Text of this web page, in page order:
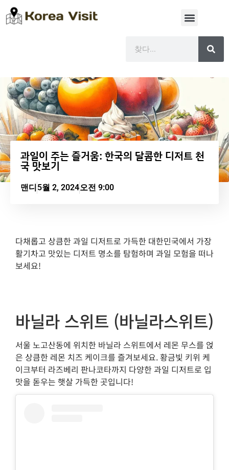
과일이 주는 즐거움: 한국의 달콤한 디저트 천
국 맛보기
맨디 5월 2, 2024오전 9:00
다채롭고 상큼한 과일 디저트로 가득한 대한민국에서 가장
활기차고 맛있는 디저트 명소를 탐험하며 과일 모험을 떠나
보세요!
바닐라 스위트 (바닐라스위트)
서울 노고산동에 위치한 바닐라 스위트에서 레몬 무스를 얹
은 상큼한 레몬 치즈 케이크를 즐겨보세요. 황금빛 키위 케
이크부터 라즈베리 판나코타까지 다양한 과일 디저트로 입
맛을 돋우는 햇살 가득한 곳입니다!